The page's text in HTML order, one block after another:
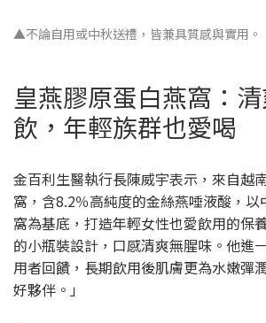
▲不論自用或中秋送禮，皆兼具質感與實用。
皇燕膠原蛋白燕窩：
飲，年輕族群也愛喝
金百利生醫執行長陳威宇表示，來自越
窩，含8.2％高純度的金絲燕唾液酸，
窩為基底，打造年輕女性也愛飲用的保
的小瓶裝設計，口感清爽無腥味。他進
用者回饋，長期飲用後肌膚更為水嫩彈
好夥伴。」